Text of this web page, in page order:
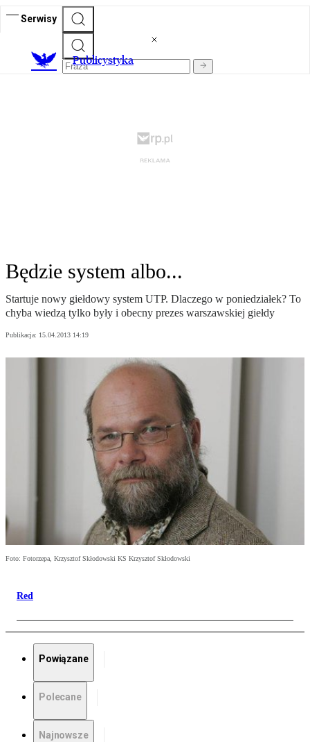
Serwisy
Publicystyka
Będzie system albo...
Startuje nowy giełdowy system UTP. Dlaczego w poniedziałek? To
chyba wiedzą tylko były i obecny prezes warszawskiej giełdy
Publikacja: 15.04.2013 14:19
Foto: Fotorzepa, Krzysztof Skłodowski KS Krzysztof Skłodowski
Red
Powiązane
Polecane
Najnowsze